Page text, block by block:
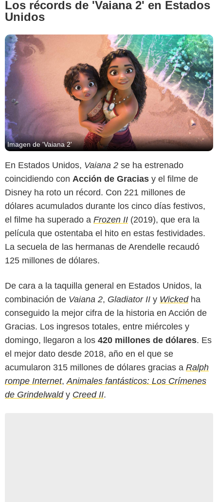
Los récords de 'Vaiana 2' en Estados
Unidos
Imagen de 'Vaiana 2'
En Estados Unidos, Vaiana 2 se ha estrenado
coincidiendo con Acción de Gracias y el filme de
Disney ha roto un récord. Con 221 millones de
dólares acumulados durante los cinco días festivos,
el filme ha superado a Frozen II (2019), que era la
película que ostentaba el hito en estas festividades.
La secuela de las hermanas de Arendelle recaudó
125 millones de dólares.
De cara a la taquilla general en Estados Unidos, la
combinación de Vaiana 2, Gladiator II y Wicked ha
conseguido la mejor cifra de la historia en Acción de
Gracias. Los ingresos totales, entre miércoles y
domingo, llegaron a los 420 millones de dólares. Es
el mejor dato desde 2018, año en el que se
acumularon 315 millones de dólares gracias a Ralph
rompe Internet,Animales fantásticos: Los Crímenes
de Grindelwaldy Creed II.